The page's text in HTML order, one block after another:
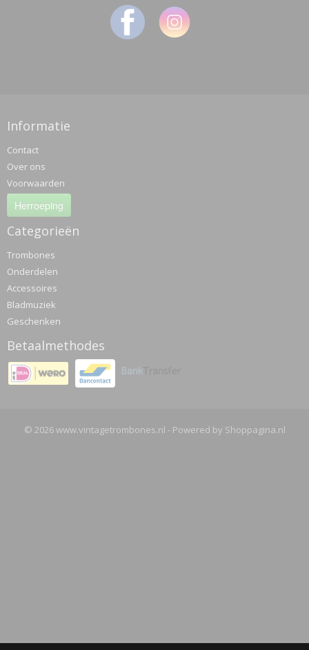
Informatie
Contact
Over ons
Voorwaarden
Herroeping
Categorieën
Trombones
Onderdelen
Accessoires
Bladmuziek
Geschenken
Betaalmethodes
© 2026 www.vintagetrombones.nl - Powered by Shoppagina.nl